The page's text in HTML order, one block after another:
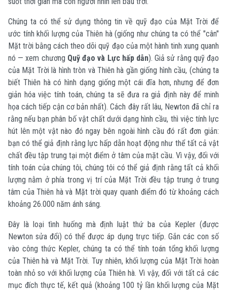
Chúng ta có thể sử dụng thông tin về quỹ đạo của Mặt Trời để
ước tính khối lượng của Thiên hà (giống như chúng ta có thể "cân"
Mặt trời bằng cách theo dõi quỹ đạo của một hành tinh xung quanh
nó — xem chương Quỹ đạo và Lực hấp dẫn). Giả sử rằng quỹ đạo
của Mặt Trời là hình tròn và Thiên hà gần giống hình cầu, (chúng ta
biết Thiên hà có hình dạng giống một cái đĩa hơn, nhưng để đơn
giản hóa việc tính toán, chúng ta sẽ đưa ra giả định này để minh
họa cách tiếp cận cơ bản nhất). Cách đây rất lâu, Newton đã chỉ ra
rằng nếu bạn phân bố vật chất dưới dạng hình cầu, thì việc tính lực
hút lên một vật nào đó ngay bên ngoài hình cầu đó rất đơn giản:
bạn có thể giả định rằng lực hấp dẫn hoạt động như thể tất cả vật
chất đều tập trung tại một điểm ở tâm của mặt cầu. Vì vậy, đối với
tính toán của chúng tôi, chúng tôi có thể giả định rằng tất cả khối
lượng nằm ở phía trong vị trí của Mặt Trời đều tập trung ở trung
tâm của Thiên hà và Mặt trời quay quanh điểm đó từ khoảng cách
khoảng 26.000 năm ánh sáng.
Đây là loại tình huống mà định luật thứ ba của Kepler (được
Newton sửa đổi) có thể được áp dụng trực tiếp. Gắn các con số
vào công thức Kepler, chúng ta có thể tính toán tổng khối lượng
của Thiên hà và Mặt Trời. Tuy nhiên, khối lượng của Mặt Trời hoàn
toàn nhỏ so với khối lượng của Thiên hà. Vì vậy, đối với tất cả các
mục đích thực tế, kết quả (khoảng 100 tỷ lần khối lượng của Mặt